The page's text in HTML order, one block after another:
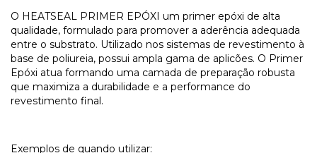
O HEATSEAL PRIMER EPÓXI um primer epóxi de alta
qualidade, formulado para promover a aderência adequada
entre o substrato. Utilizado nos sistemas de revestimento à
base de poliureia, possui ampla gama de aplicões. O Primer
Epóxi atua formando uma camada de preparação robusta
que maximiza a durabilidade e a performance do
revestimento final.
Exemplos de quando utilizar: